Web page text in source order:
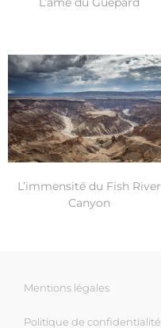
L’immensité du Fish River
Canyon
Mentions légales
Politique de confidentialité